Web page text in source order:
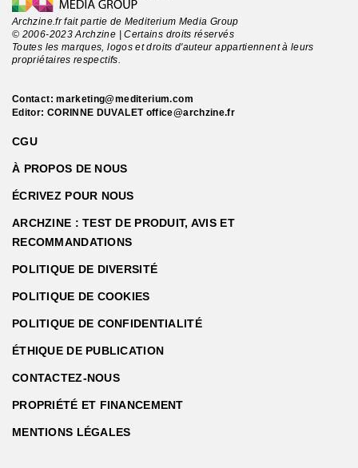
Archzine.fr fait partie de Mediterium Media Group
© 2006-2023 Archzine | Certains droits réservés
Toutes les marques, logos et droits d'auteur appartiennent à leurs
propriétaires respectifs.
Contact:marketing@mediterium.com
Editor: CORINNE DUVALET office@archzine.fr
CGU
À PROPOS DE NOUS
ÉCRIVEZ POUR NOUS
ARCHZINE : TEST DE PRODUIT, AVIS ET
RECOMMANDATIONS
POLITIQUE DE DIVERSITÉ
POLITIQUE DE COOKIES
POLITIQUE DE CONFIDENTIALITÉ
ÉTHIQUE DE PUBLICATION
CONTACTEZ-NOUS
PROPRIÉTÉ ET FINANCEMENT
MENTIONS LÉGALES